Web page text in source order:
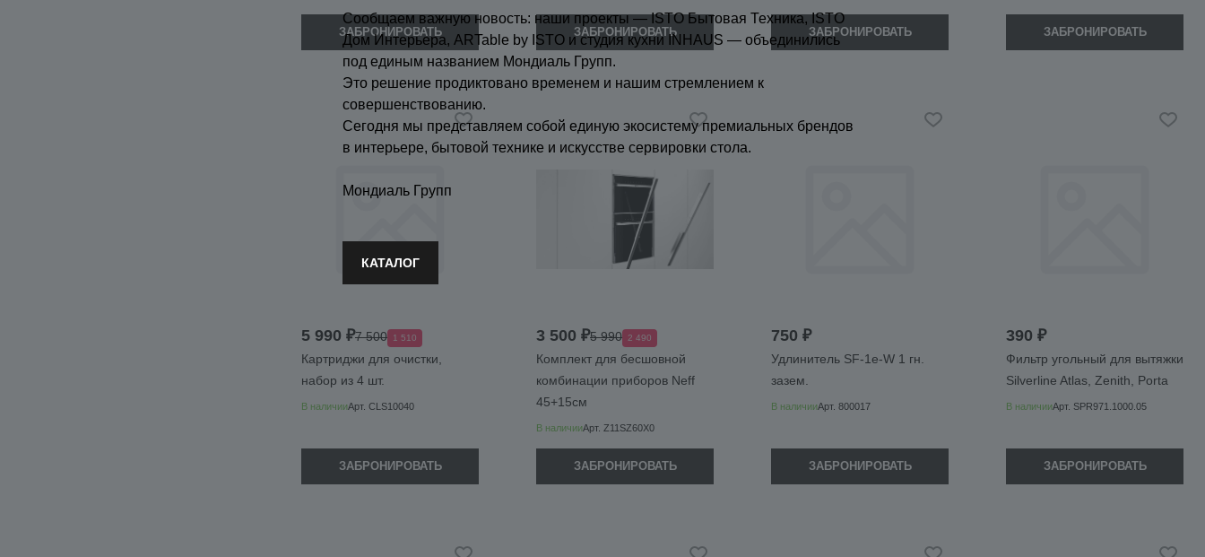
ЗАБРОНИРОВАТЬ ЗАБРОНИРОВАТЬ ЗАБРОНИРОВАТЬ ЗАБРОНИРОВАТЬ
5 990 ₽7 500 1 510
Картриджи для очистки,
набор из 4 шт.
В наличииАрт. CLS10040
ЗАБРОНИРОВАТЬ
3 500 ₽5 990 2 490
Комплект для бесшовной
комбинации приборов Neff
45+15см
В наличииАрт. Z11SZ60X0
ЗАБРОНИРОВАТЬ
750 ₽
Удлинитель SF-1e-W 1 гн.
зазем.
В наличииАрт. 800017
ЗАБРОНИРОВАТЬ
390 ₽
Фильтр угольный для вытяжки
Silverline Atlas, Zenith, Porta
В наличииАрт. SPR971.1000.05
ЗАБРОНИРОВАТЬ
Сообщаем важную новость: наши проекты — ISTO Бытовая Техника, ISTO
Дом Интерьера, ARTable by ISTO и студия кухни INHAUS — объединились
под единым названием Мондиаль Групп.
Это решение продиктовано временем и нашим стремлением к
совершенствованию.
Сегодня мы представляем собой единую экосистему премиальных брендов
в интерьере, бытовой технике и искусстве сервировки стола.
Мондиаль Групп
КАТАЛОГ